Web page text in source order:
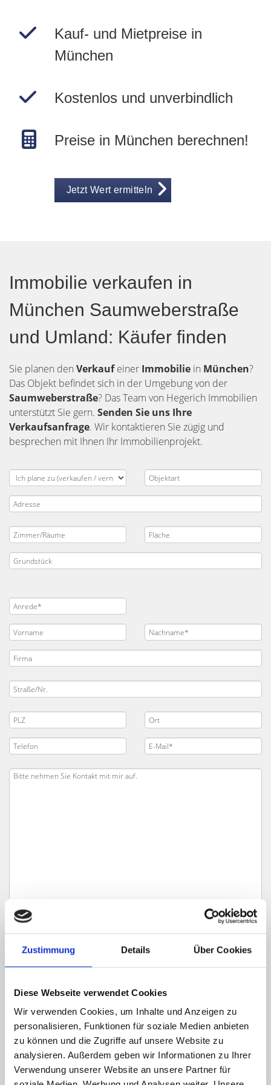
Zustimmung Details Über Cookies
Diese Webseite verwendet Cookies
Wir verwenden Cookies, um Inhalte und Anzeigen zu
personalisieren, Funktionen für soziale Medien anbieten
zu können und die Zugriffe auf unsere Website zu
analysieren. Außerdem geben wir Informationen zu Ihrer
Verwendung unserer Website an unsere Partner für
Kauf- und Mietpreise in
München
Kostenlos und unverbindlich
Preise in München berechnen!
Jetzt Wert ermitteln
Immobilie verkaufen in
München Saumweberstraße
und Umland: Käufer finden
Sie planen den Verkaufeiner Immobilie in München?
Das Objekt befindet sich in der Umgebung von der
Saumweberstraße? Das Team von Hegerich Immobilien
unterstützt Sie gern. Senden Sie uns Ihre
Verkaufsanfrage. Wir kontaktieren Sie zügig und
besprechen mit Ihnen Ihr Immobilienprojekt.
zu, dass meine Angaben und Daten zur Beantwortung meiner Anfrage
an info@hegerich-immobilien.de widerrufen. *
* Pflichtfelder
Absenden